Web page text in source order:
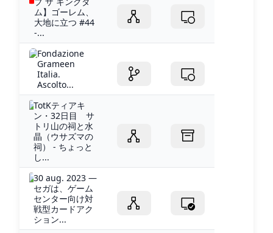
ム】ゴーレム、
大地に立つ #44
-...
Fondazione
Grameen
Italia.
Ascolto...
TotKティアキ
ン・32日目 サ
トリ山の祠と水
晶（ウサズマの
祠） - ちょっと
し...
30 aug. 2023 —
セガは、ゲーム
センター向け対
戦型カードアク
ション...